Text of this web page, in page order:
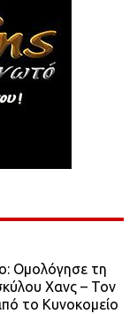
Ομολόγησε τη
Χανς – Τον
το Κυνοκομείο